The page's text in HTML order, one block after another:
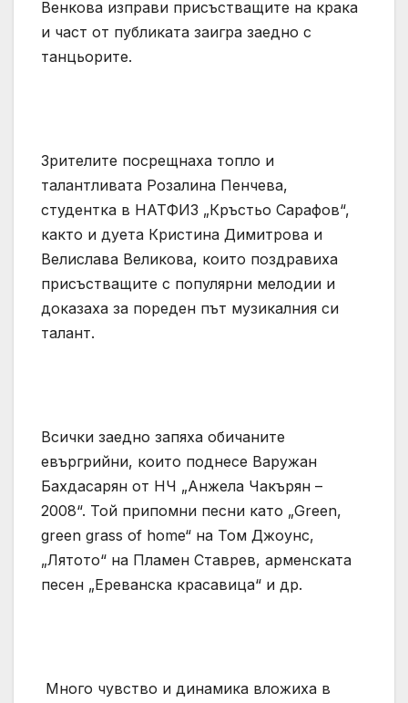
Венкова изправи присъстващите на крака
и част от публиката заигра заедно с
танцьорите.
Зрителите посрещнаха топло и
талантливата Розалина Пенчева,
студентка в НАТФИЗ „Кръстьо Сарафов“,
както и дуета Кристина Димитрова и
Велислава Великова, които поздравиха
присъстващите с популярни мелодии и
доказаха за пореден път музикалния си
талант.
Всички заедно запяха обичаните
евъргрийни, които поднесе Варужан
Бахдасарян от НЧ „Анжела Чакърян –
2008“. Той припомни песни като „Green,
green grass of home“ на Том Джоунс,
„Лятото“ на Пламен Ставрев, арменската
песен „Ереванска красавица“ и др.
Много чувство и динамика вложиха в